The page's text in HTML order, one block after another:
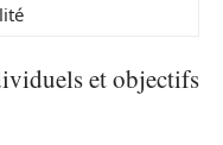
et objectifs